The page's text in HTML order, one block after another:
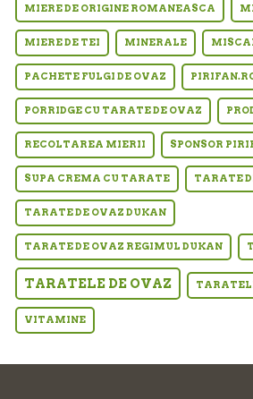
MIERE DE ORIGINE ROMANEASCA
MIERE DE TEI MINERALE
PACHETE FULGI DE OVAZ
PORRIDGE CU TARATE DE OVAZ
RECOLTAREA MIERII SPONSOR
SUPA CREMA CU TARATE TARATE
TARATE DE OVAZ DUKAN
TARATE DE OVAZ REGIMUL DUKAN
TARATELE DE OVAZ
VITAMINE